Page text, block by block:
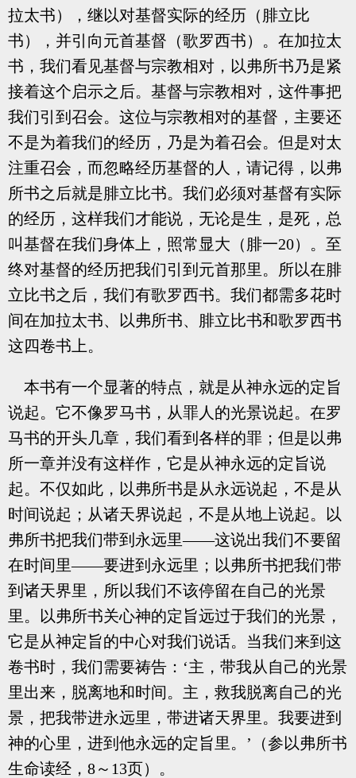
拉太书），继以对基督实际的经历（腓立比
书），并引向元首基督（歌罗西书）。在加拉太
书，我们看见基督与宗教相对，以弗所书乃是紧
接着这个启示之后。基督与宗教相对，这件事把
我们引到召会。这位与宗教相对的基督，主要还
不是为着我们的经历，乃是为着召会。但是对太
注重召会，而忽略经历基督的人，请记得，以弗
所书之后就是腓立比书。我们必须对基督有实际
的经历，这样我们才能说，无论是生，是死，总
叫基督在我们身体上，照常显大（腓一20）。至
终对基督的经历把我们引到元首那里。所以在腓
立比书之后，我们有歌罗西书。我们都需多花时
间在加拉太书、以弗所书、腓立比书和歌罗西书
这四卷书上。
本书有一个显著的特点，就是从神永远的定旨
说起。它不像罗马书，从罪人的光景说起。在罗
马书的开头几章，我们看到各样的罪；但是以弗
所一章并没有这样作，它是从神永远的定旨说
起。不仅如此，以弗所书是从永远说起，不是从
时间说起；从诸天界说起，不是从地上说起。以
弗所书把我们带到永远里——这说出我们不要留
在时间里——要进到永远里；以弗所书把我们带
到诸天界里，所以我们不该停留在自己的光景
里。以弗所书关心神的定旨远过于我们的光景，
它是从神定旨的中心对我们说话。当我们来到这
卷书时，我们需要祷告：‘主，带我从自己的光景
里出来，脱离地和时间。主，救我脱离自己的光
景，把我带进永远里，带进诸天界里。我要进到
神的心里，进到他永远的定旨里。’（参以弗所书
生命读经，8～13页）。